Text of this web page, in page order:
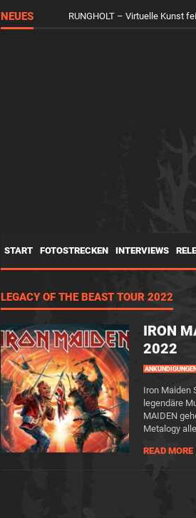
NEUES RUNGHOLT – Virtuelle Kunst
START FOTOSTRECKEN INTERVIEWS
LEGACY OF THE BEAST TOUR 2022
IRON
2022
ANKÜNDIGUNGEN
Iron Maiden
legendäre
MAIDEN
Metalogy
READ MORE